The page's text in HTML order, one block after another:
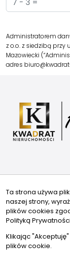
Administratorem
z o.o. z siedzibą przy
Mazowiecki
adres
Kontakt
biuro@kwadrat-
© 2026
Ta strona używa
naszej strony,
plików cookies
Polityką
Klikając
plików cookie.